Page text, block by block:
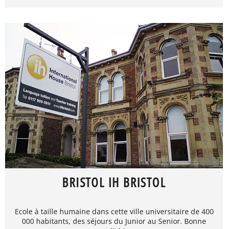
BRISTOL IH BRISTOL
Ecole à taille humaine dans cette ville universitaire de 400
000 habitants, des séjours du Junior au Senior. Bonne